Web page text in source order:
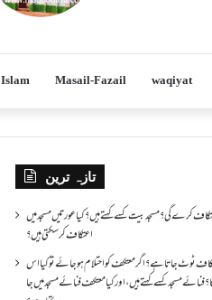
Islam Masail-Fazail waqiyat
تازہ ترین
کرے گی؟مسجد بیت کسے کہتے ہیں؟کیا عورتیں مسجد میں
اعتکاف کر سکتی ہیں؟
ٹوٹ جاتا ہے؟ اگر معتکف کو احتلام ہو جائے تو کیا اس
مسجد کسے کہتے ہیں ، اور کیا معتکف فنائے مسجد میں جا